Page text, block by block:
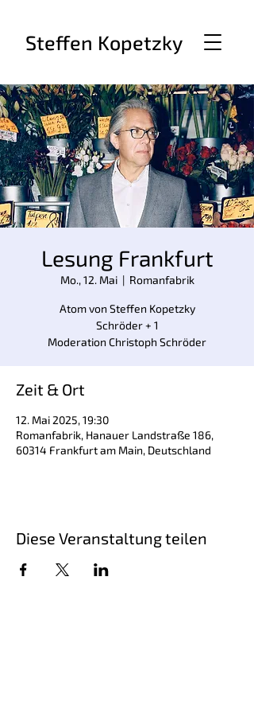
Steffen Kopetzky
Lesung Frankfurt
Mo., 12. Mai
  |
Romanfabrik
Atom von Steffen Kopetzky
Schröder + 1
Moderation Christoph Schröder
Zeit & Ort
12. Mai 2025, 19:30
Romanfabrik, Hanauer Landstraße 186,
60314 Frankfurt am Main, Deutschland
Diese Veranstaltung teilen